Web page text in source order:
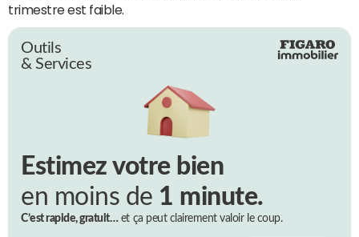
trimestre est faible.
Outils
& Services
Estimez votre bien
en moins de 1 minute.
C’est rapide, gratuit…et ça peut clairement valoir le coup.